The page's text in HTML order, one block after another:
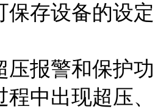
保存设备的设定
压报警和保护功
中出现超压、